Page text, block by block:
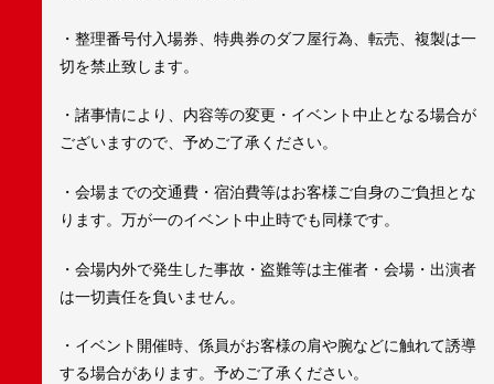
・整理番号付入場券、特典券のダフ屋行為、転売、複製は一
切を禁止致します。
・諸事情により、内容等の変更・イベント中止となる場合が
ございますので、予めご了承ください。
・会場までの交通費・宿泊費等はお客様ご自身のご負担とな
ります。万が一のイベント中止時でも同様です。
・会場内外で発生した事故・盗難等は主催者・会場・出演者
は一切責任を負いません。
・イベント開催時、係員がお客様の肩や腕などに触れて誘導
する場合があります。予めご了承ください。